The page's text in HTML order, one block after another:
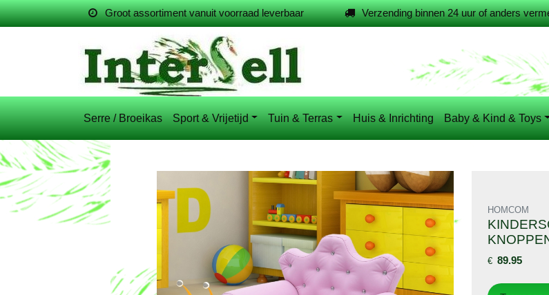
Groot assortiment vanuit voorraad leverbaar Verzending binnen 24 uur of anders
Serre / Broeikas Sport & Vrijetijd Tuin & Terras Huis & Inrichting Baby & Kind & Toys
HOMCOM
€ 89.95